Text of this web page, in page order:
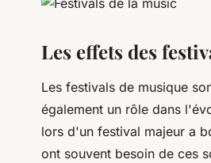
Les effets des
Les festivals de musique
également un rôle dans
lors d'un festival majeur a
ont souvent besoin de ces